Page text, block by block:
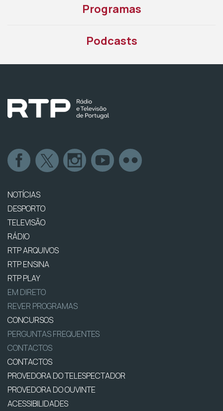
Programas
Podcasts
NOTÍCIAS
DESPORTO
TELEVISÃO
RÁDIO
RTP ARQUIVOS
RTP ENSINA
RTP PLAY
EM DIRETO
REVER PROGRAMAS
CONCURSOS
PERGUNTAS FREQUENTES
CONTACTOS
CONTACTOS
PROVEDORA DO TELESPECTADOR
PROVEDORA DO OUVINTE
ACESSIBILIDADES